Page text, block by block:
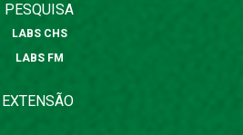
PESQUISA
LABS CHS
LABS FM
EXTENSÃO